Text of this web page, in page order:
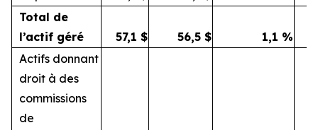
Total de
l’actif géré
57,1 $ 56,5 $ 1,1 %
Actifs donnant
droit à des
commissions
de